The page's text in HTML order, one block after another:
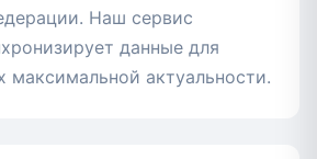
Наш сервис
данные для
максимальной актуальности.